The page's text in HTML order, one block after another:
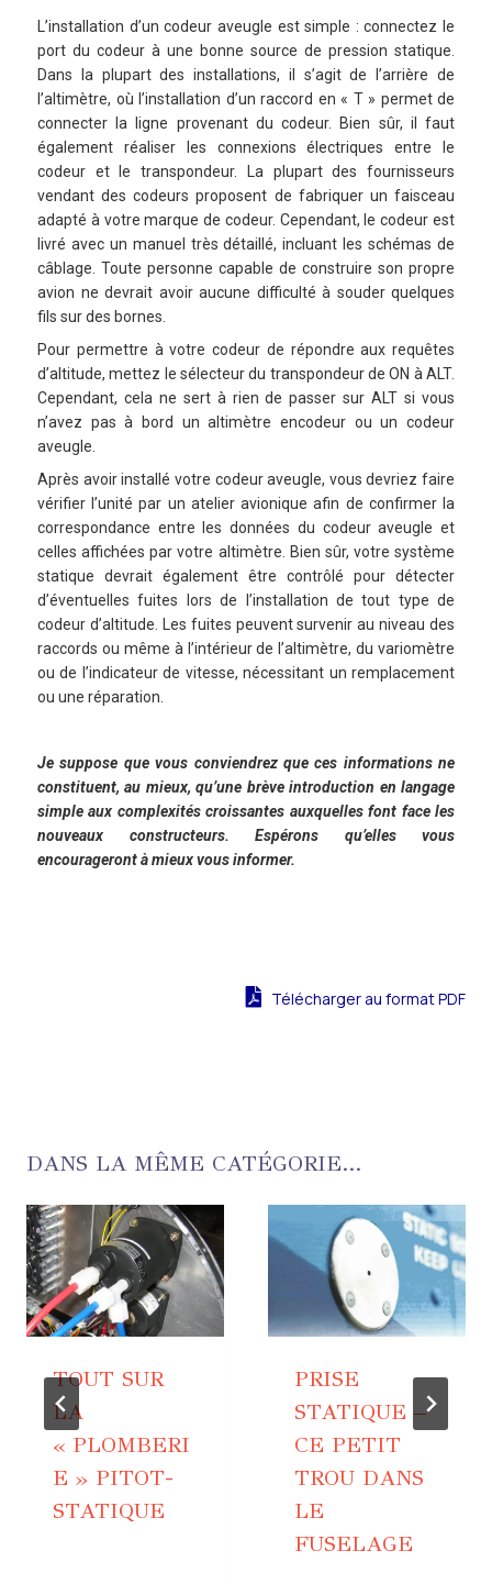
L’installation d’un codeur aveugle est simple : connectez le
port du codeur à une bonne source de pression statique.
Dans la plupart des installations, il s’agit de l’arrière de
l’altimètre, où l’installation d’un raccord en « T » permet de
connecter la ligne provenant du codeur. Bien sûr, il faut
également réaliser les connexions électriques entre le
codeur et le transpondeur. La plupart des fournisseurs
vendant des codeurs proposent de fabriquer un faisceau
adapté à votre marque de codeur. Cependant, le codeur est
livré avec un manuel très détaillé, incluant les schémas de
câblage. Toute personne capable de construire son propre
avion ne devrait avoir aucune difficulté à souder quelques
fils sur des bornes.
Pour permettre à votre codeur de répondre aux requêtes
d’altitude, mettez le sélecteur du transpondeur de ON à ALT.
Cependant, cela ne sert à rien de passer sur ALT si vous
n’avez pas à bord un altimètre encodeur ou un codeur
aveugle.
Après avoir installé votre codeur aveugle, vous devriez faire
vérifier l’unité par un atelier avionique afin de confirmer la
correspondance entre les données du codeur aveugle et
celles affichées par votre altimètre. Bien sûr, votre système
statique devrait également être contrôlé pour détecter
d’éventuelles fuites lors de l’installation de tout type de
codeur d’altitude. Les fuites peuvent survenir au niveau des
raccords ou même à l’intérieur de l’altimètre, du variomètre
ou de l’indicateur de vitesse, nécessitant un remplacement
ou une réparation.
Je suppose que vous conviendrez que ces informations ne
constituent, au mieux, qu’une brève introduction en langage
simple aux complexités croissantes auxquelles font face les
nouveaux constructeurs. Espérons qu’elles vous
encourageront à mieux vous informer.
Télécharger au format PDF
DANS LA MÊME CATÉGORIE...
TOUT SUR
LA
« PLOMBERI
E » PITOT-
STATIQUE
PRISE
STATIQUE –
CE PETIT
TROU DANS
LE
FUSELAGE